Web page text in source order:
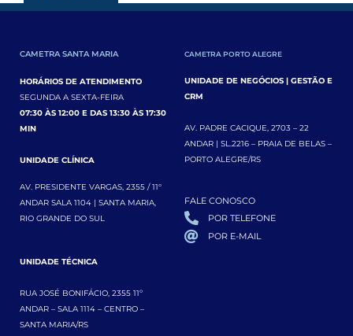
CAMETRA SANTA MARIA
HORÁRIOS DE ATENDIMENTO
SEGUNDA A SEXTA-FEIRA
07:30 ÀS 12:00 E DAS 13:30 ÀS 17:30
MIN
UNIDADE CLÍNICA
AV. PRESIDENTE VARGAS, 2355 / 11°
ANDAR SALA 1104 | SANTA MARIA,
RIO GRANDE DO SUL
UNIDADE TÉCNICA
RUA JOSÉ BONIFÁCIO, 2355 11º
ANDAR – SALA 1114 – CENTRO –
SANTA MARIA/RS
CAMETRA PORTO ALEGRE
UNIDADE DE NEGÓCIOS | GESTÃO E
CRM
AV. PADRE CACIQUE, 2703 – 22
ANDAR | SL.2216 – PRAIA DE BELAS –
PORTO ALEGRE/RS
FALE CONOSCO
POR TELEFONE
POR E-MAIL